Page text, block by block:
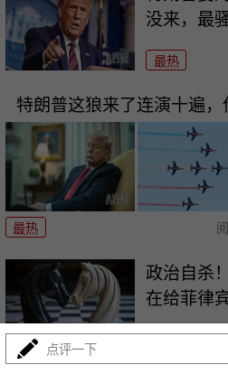
没来，最
最热
特朗普这狼来了连演十遍，
最热
政治自杀
在给菲律
点评一下